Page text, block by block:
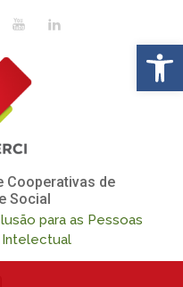
Cooperativas de
Social
para as Pessoas